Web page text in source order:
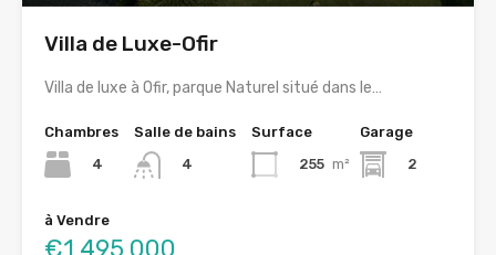
Villa de Luxe-Ofir
Villa de luxe à Ofir, parque Naturel situé dans le…
Chambres
4
Salle de bains
4
Surface
255 m²
Garage
2
à Vendre
€1,495,000